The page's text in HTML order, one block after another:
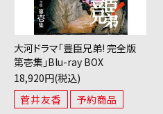
大河ドラマ「豊臣兄弟! 完全版
第壱集」Blu-ray BOX
18,920円(税込)
菅井友香
予約商品